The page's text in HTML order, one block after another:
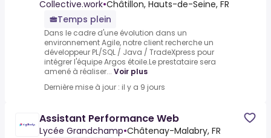
Collective.work•Châtillon, Hauts-de-Seine, FR
Temps plein
Dans le cadre d'une évolution dans un
environnement Agile, notre client recherche un
développeur PL/SQL / Java / TradeXpress pour
intégrer l'équipe Argos étoile.Le prestataire sera
amené à réaliser... Voir plus
Dernière mise à jour : il y a 9 jours
Assistant Performance Web
Lycée Grandchamp•Châtenay-Malabry, FR